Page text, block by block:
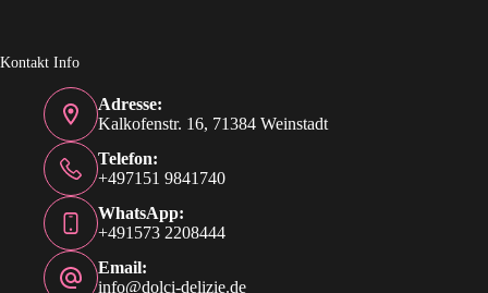
Kontakt Info
Adresse:
Kalkofenstr. 16, 71384 Weinstadt
Telefon:
+497151 9841740
WhatsApp:
+491573 2208444
Email:
info@dolci-delizie.de